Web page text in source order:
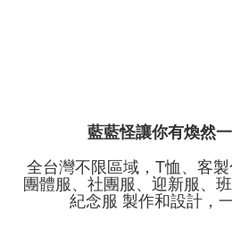
藍藍怪讓你有煥然
全台灣不限區域，T恤、客製
團體服、社團服、迎新服、
紀念服 製作和設計，